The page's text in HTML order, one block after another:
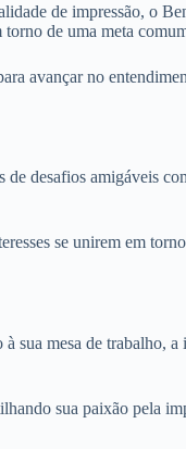
de impressão, o
de uma meta
avançar no
de desafios amigáveis
se unirem em
sua mesa de trabalho,
sua paixão pela